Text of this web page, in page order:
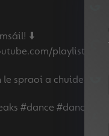
⬇️
le spraoi a